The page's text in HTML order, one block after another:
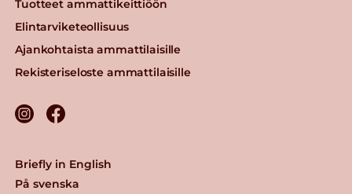
Tuotteet ammattikeittiöön
Elintarviketeollisuus
Ajankohtaista ammattilaisille
Rekisteriseloste ammattilaisille
Briefly in English
På svenska